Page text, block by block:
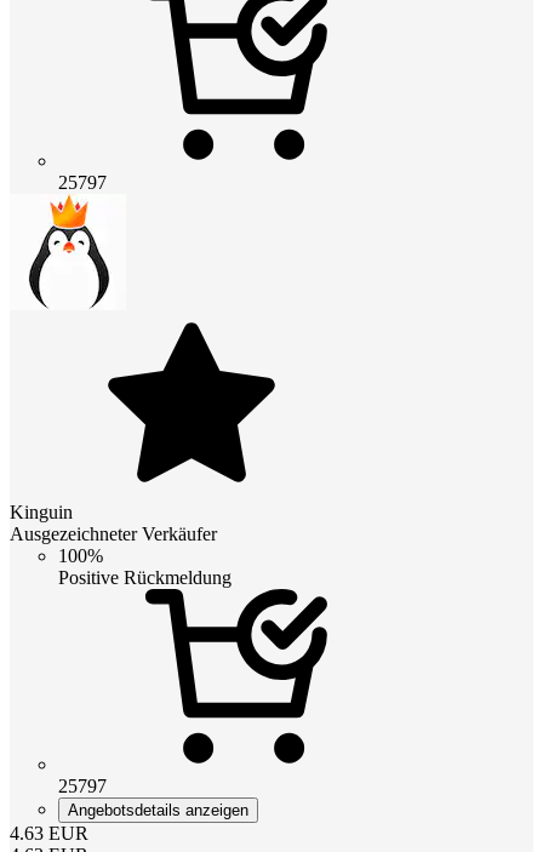
25797
Kinguin
Ausgezeichneter Verkäufer
100%
Positive Rückmeldung
25797
Angebotsdetails anzeigen
4.63 EUR